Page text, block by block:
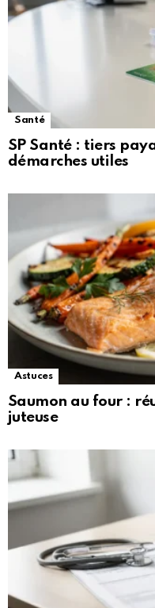
Santé
SP Santé : tiers
démarches utiles
Astuces
Saumon au four :
juteuse